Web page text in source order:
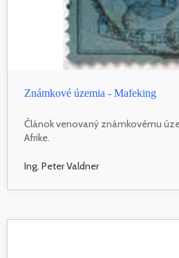
Známkové územia - Mafeking
Článok venovaný známkovému
Afrike.
Ing. Peter Valdner